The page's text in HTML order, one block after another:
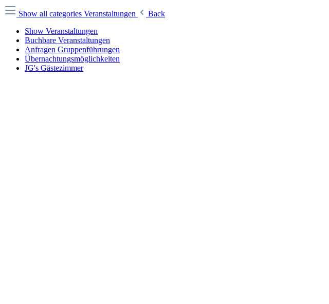
Show all categories Veranstaltungen
Back
Show Veranstaltungen
Buchbare Veranstaltungen
Anfragen Gruppenführungen
Übernachtungsmöglichkeiten
JG's Gästezimmer